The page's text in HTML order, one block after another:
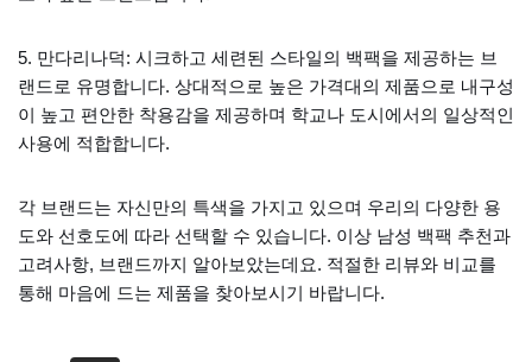
5. 만다리나덕: 시크하고 세련된 스타일의 백팩을 제공하는 브
랜드로 유명합니다. 상대적으로 높은 가격대의 제품으로 내구성
이 높고 편안한 착용감을 제공하며 학교나 도시에서의 일상적인
사용에 적합합니다.
각 브랜드는 자신만의 특색을 가지고 있으며 우리의 다양한 용
도와 선호도에 따라 선택할 수 있습니다. 이상 남성 백팩 추천과
고려사항, 브랜드까지 알아보았는데요. 적절한 리뷰와 비교를
통해 마음에 드는 제품을 찾아보시기 바랍니다.